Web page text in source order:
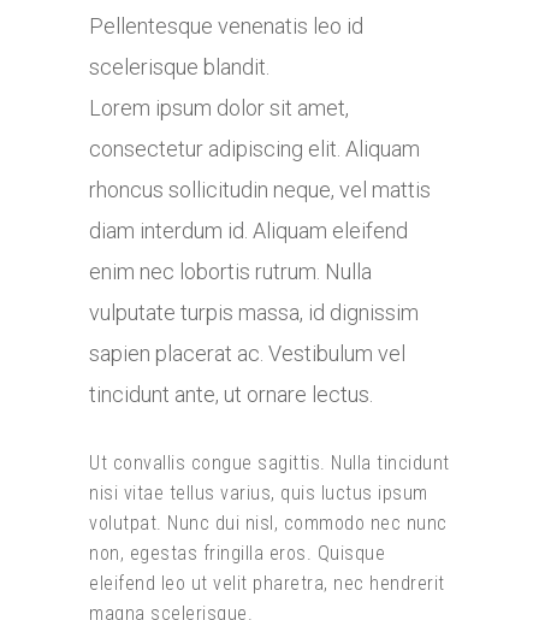
Pellentesque venenatis leo id
scelerisque blandit.
Lorem ipsum dolor sit amet,
consectetur adipiscing elit. Aliquam
rhoncus sollicitudin neque, vel mattis
diam interdum id. Aliquam eleifend
enim nec lobortis rutrum. Nulla
vulputate turpis massa, id dignissim
sapien placerat ac. Vestibulum vel
tincidunt ante, ut ornare lectus.
Ut convallis congue sagittis. Nulla tincidunt
nisi vitae tellus varius, quis luctus ipsum
volutpat. Nunc dui nisl, commodo nec nunc
non, egestas fringilla eros. Quisque
eleifend leo ut velit pharetra, nec hendrerit
magna scelerisque.